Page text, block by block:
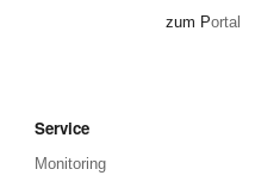
zum Portal
Service
Monitoring